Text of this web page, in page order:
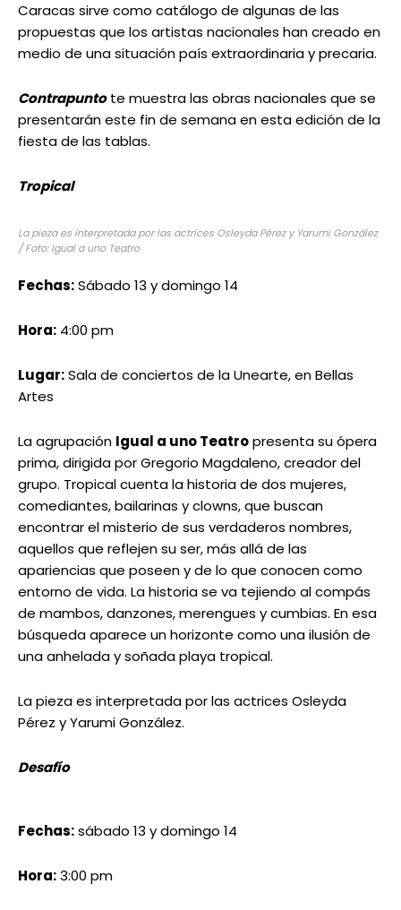
Caracas sirve como catálogo de algunas de las
propuestas que los artistas nacionales han creado en
medio de una situación país extraordinaria y precaria.
Contrapuntote muestra las obras nacionales que se
presentarán este fin de semana en esta edición de la
fiesta de las tablas.
Tropical
La pieza es interpretada por las actrices Osleyda Pérez y Yarumi González
/ Foto: Igual a uno Teatro
Fechas:Sábado 13 y domingo 14
Hora: 4:00 pm
Lugar:Sala de conciertos de la Unearte, en Bellas
Artes
La agrupación Igual a uno Teatropresenta su ópera
prima, dirigida por Gregorio Magdaleno, creador del
grupo. Tropical cuenta la historia de dos mujeres,
comediantes, bailarinas y clowns, que buscan
encontrar el misterio de sus verdaderos nombres,
aquellos que reflejen su ser, más allá de las
apariencias que poseen y de lo que conocen como
entorno de vida. La historia se va tejiendo al compás
de mambos, danzones, merengues y cumbias. En esa
búsqueda aparece un horizonte como una ilusión de
una anhelada y soñada playa tropical.
La pieza es interpretada por las actrices Osleyda
Pérez y Yarumi González.
Desafío
Fechas:sábado 13 y domingo 14
Hora:3:00 pm